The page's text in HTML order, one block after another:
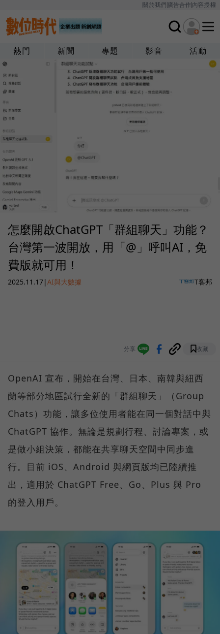
關於我們廣告合作內容授權
熱門 新聞 專題 影音 活動
怎麼開啟ChatGPT「群組聊天」功能？
台灣第一波開放，用「@」呼叫AI，免
費版就可用！
2025.11.17|AI與大數據 T客邦
分享 收藏
OpenAI 宣布，開始在台灣、日本、南韓與紐西
蘭等部分地區試行全新的「群組聊天」（Group
Chats）功能，讓多位使用者能在同一個對話中與
ChatGPT 協作。無論是規劃行程、討論專案，或
是做小組決策，都能在共享聊天空間中同步進
行。目前 iOS、Android 與網頁版均已陸續推
出，適用於 ChatGPT Free、Go、Plus 與 Pro
的登入用戶。